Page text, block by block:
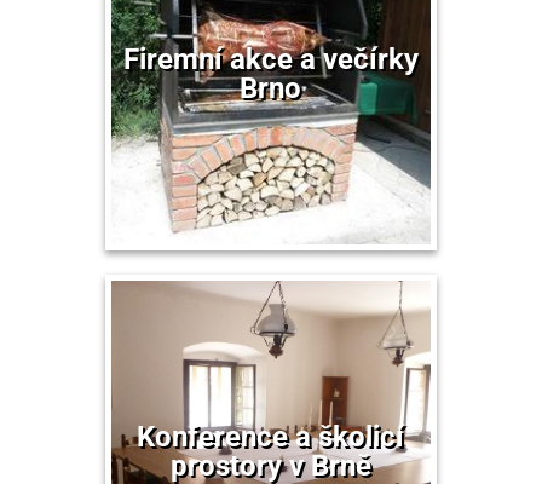
Firemní akce a večírky
Brno
Konference a školicí
prostory v Brně